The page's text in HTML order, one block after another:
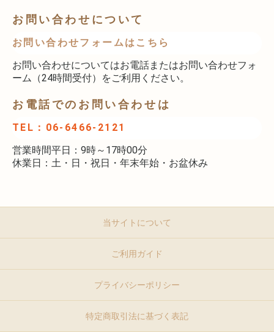
お問い合わせについて
お問い合わせフォームはこちら
お問い合わせについてはお電話またはお問い合わせフォ
ーム（24時間受付）をご利用ください。
お電話でのお問い合わせは
TEL：06-6466-2121
営業時間平日：9時～17時00分
休業日：土・日・祝日・年末年始・お盆休み
当サイトについて
ご利用ガイド
プライバシーポリシー
特定商取引法に基づく表記